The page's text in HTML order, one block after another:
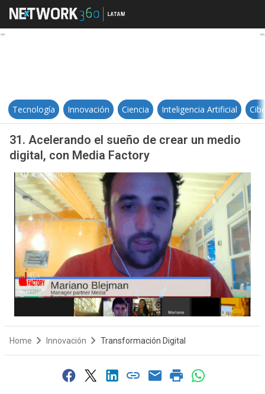
31. Acelerando el sueño de
Tecnología Innovación Ciencia Inteligencia Artificial
31. Acelerando el sueño de crear un medio
digital, con Media Factory
Home Innovación Transformación Digital